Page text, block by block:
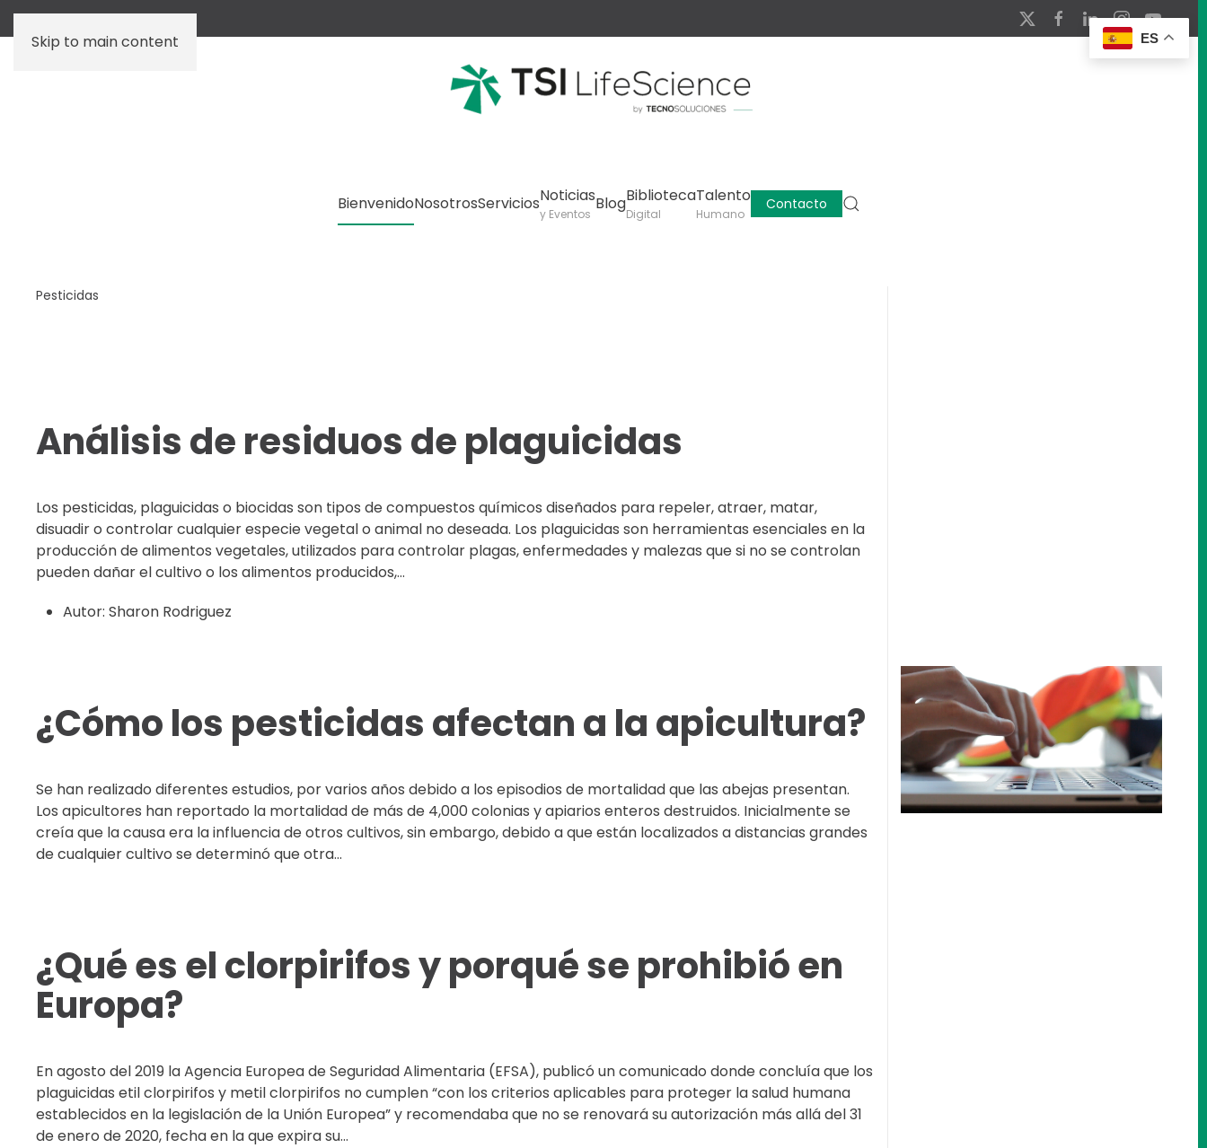
Skip to main content
BienvenidoNosotrosServiciosNoticias
y Eventos
BlogBiblioteca
Digital
Talento
Humano
Contacto
ES
Pesticidas
Análisis de residuos de plaguicidas
Los pesticidas, plaguicidas o biocidas son tipos de compuestos químicos diseñados para repeler, atraer, matar,
disuadir o controlar cualquier especie vegetal o animal no deseada. Los plaguicidas son herramientas esenciales en la
producción de alimentos vegetales, utilizados para controlar plagas, enfermedades y malezas que si no se controlan
pueden dañar el cultivo o los alimentos producidos,...
Autor: Sharon Rodriguez
¿Cómo los pesticidas afectan a la apicultura?
Se han realizado diferentes estudios, por varios años debido a los episodios de mortalidad que las abejas presentan.
Los apicultores han reportado la mortalidad de más de 4,000 colonias y apiarios enteros destruidos. Inicialmente se
creía que la causa era la influencia de otros cultivos, sin embargo, debido a que están localizados a distancias grandes
de cualquier cultivo se determinó que otra...
¿Qué es el clorpirifos y porqué se prohibió en
Europa?
En agosto del 2019 la Agencia Europea de Seguridad Alimentaria (EFSA), publicó un comunicado donde concluía que los
plaguicidas etil clorpirifos y metil clorpirifos no cumplen “con los criterios aplicables para proteger la salud humana
establecidos en la legislación de la Unión Europea” y recomendaba que no se renovará su autorización más allá del 31
de enero de 2020, fecha en la que expira su...